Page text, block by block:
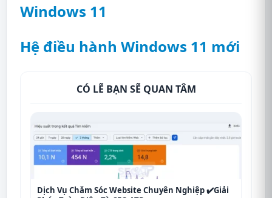
Windows 11
Hệ điều hành Windows 11 mới
CÓ LẼ BẠN SẼ QUAN TÂM
Dịch Vụ Chăm Sóc Website Chuyên Nghiệp ✔️Giải